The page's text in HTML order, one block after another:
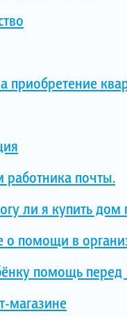
приобретение
работника почты.
ли я купить
о помощи в
помощь перед
магазине